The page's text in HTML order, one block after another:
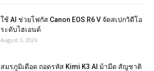
ใช้ AI ช่วยโฟกัส Canon EOS R6 V จัดสเปกวิดีโอ
ระดับไฮเอนด์
August 3, 2026
สมรภูมิเดือด ถอดรหัส Kimi K3 AI ม้ามืด สัญชาติ